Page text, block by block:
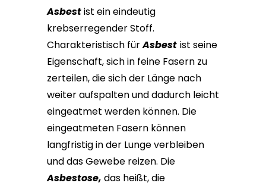
Asbestist ein eindeutig
krebserregender Stoff.
Charakteristisch fürAsbest ist seine
Eigenschaft, sich in feine Fasern zu
zerteilen, die sich der Länge nach
weiter aufspalten und dadurch leicht
eingeatmet werden können. Die
eingeatmeten Fasern können
langfristig in der Lunge verbleiben
und das Gewebe reizen. Die
Asbestose, das heißt, die